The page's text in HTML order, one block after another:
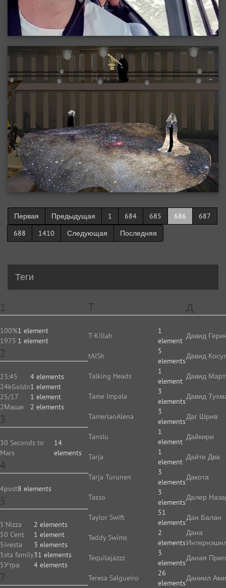
Первая Предыдущая 1 684 685 686
687
688
1410 Следующая Последняя
Теги
1
100%1 element
1975 1 element
2
23:45
4 elements
24kGoldn1 element
25/17
1 element
2Маши
2 elements
3
30 Seconds to
Mars
14
elements
4
4post8 elements
5
5'Nizza
2 elements
50 Cent
1 element
5ivesta
3 elements
5sta family31 elements
5Утра
4 elements
7
T
T-Killah
1
element
tAISh
5
elements
Talking Heads
1
element
Tame Impala
3
elements
TamerlanAlena
3
elements
Tanslu
1
element
Tarja
1
element
Tarja Turunen
3
elements
Tasso
3
elements
Taylor Swift
51
elements
Teddy Swims
2
elements
Tequilajazzz
3
elements
Teresa Salgueiro
26
elements
Д
Давид
Давид
Давид
Давид
Даг Шрив
Дайкири
Дайте Два
Дакота
Далер
Дан Балан
Дана
Даная
Даниил